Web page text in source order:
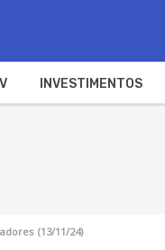
INVESTIMENTOS
(13/11/24)